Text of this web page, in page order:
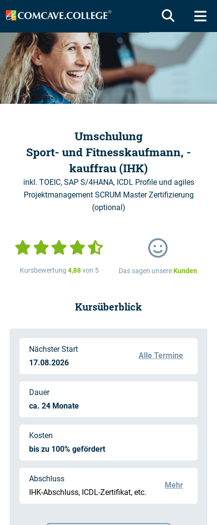
Umschulung
Sport- und Fitnesskaufmann, -
kauffrau (IHK)
inkl. TOEIC, SAP S/4HANA, ICDL Profile und agiles
Projektmanagement SCRUM Master Zertifizierung
(optional)
Kursbewertung 4,88von 5 Das sagen unsereKunden
Kursüberblick
Nächster Start
17.08.2026
Alle Termine
Dauer
ca. 24 Monate
Kosten
bis zu 100% gefördert
Abschluss
IHK-Abschluss, ICDL-Zertifikat, etc.
Mehr